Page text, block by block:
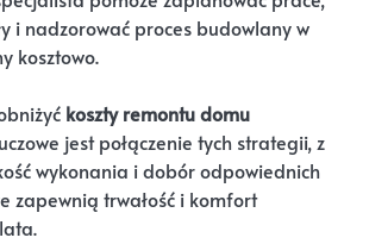
i nadzorować proces budowlany w
kosztowo.
koszty remontu domu
jest połączenie tych strategii, z
wykonania i dobór odpowiednich
zapewnią trwałość i komfort